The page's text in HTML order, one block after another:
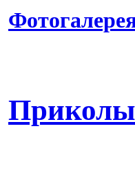
Приколы